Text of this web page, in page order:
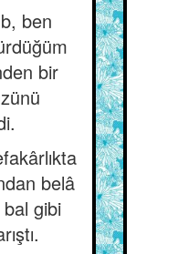
ben
bir
belâ
gibi